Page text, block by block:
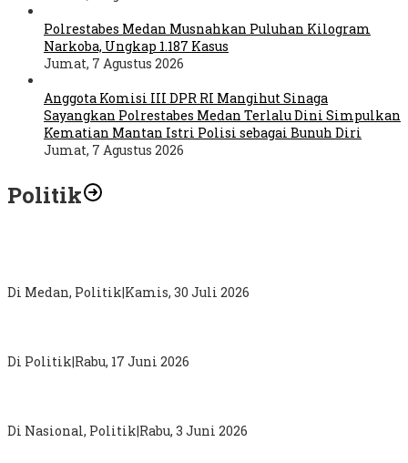
Polrestabes Medan Musnahkan Puluhan Kilogram
Narkoba, Ungkap 1.187 Kasus
Jumat, 7 Agustus 2026
Anggota Komisi III DPR RI Mangihut Sinaga
Sayangkan Polrestabes Medan Terlalu Dini Simpulkan
Kematian Mantan Istri Polisi sebagai Bunuh Diri
Jumat, 7 Agustus 2026
Politik
Di Medan, Politik|Kamis, 30 Juli 2026
Di Politik|Rabu, 17 Juni 2026
Di Nasional, Politik|Rabu, 3 Juni 2026